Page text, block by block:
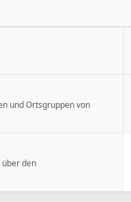
und Ortsgruppen von
den